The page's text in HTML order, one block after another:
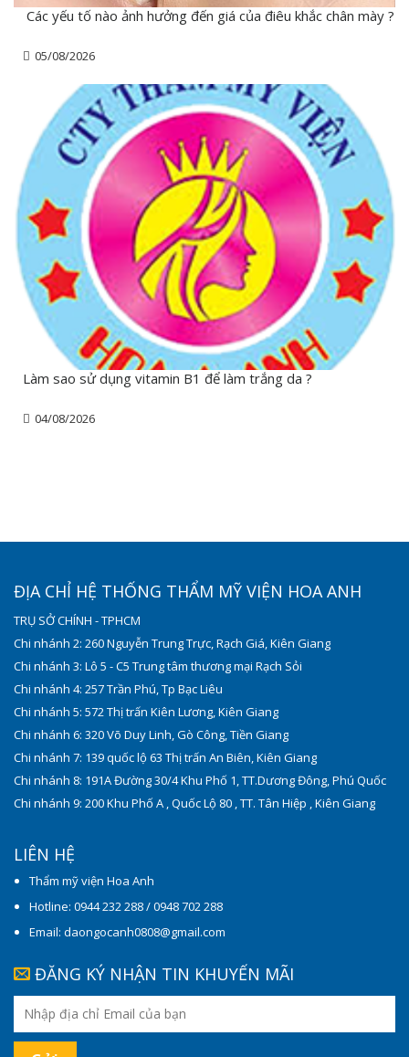
Các yếu tố nào ảnh hưởng đến giá của điêu khắc chân mày ?
05/08/2026
Làm sao sử dụng vitamin B1 để làm trắng da ?
04/08/2026
ĐỊA CHỈ HỆ THỐNG THẨM MỸ VIỆN HOA ANH
TRỤ SỞ CHÍNH - TPHCM
Chi nhánh 2: 260 Nguyễn Trung Trực, Rạch Giá, Kiên Giang
Chi nhánh 3: Lô 5 - C5 Trung tâm thương mại Rạch Sỏi
Chi nhánh 4: 257 Trần Phú, Tp Bạc Liêu
Chi nhánh 5: 572 Thị trấn Kiên Lương, Kiên Giang
Chi nhánh 6: 320 Võ Duy Linh, Gò Công, Tiền Giang
Chi nhánh 7: 139 quốc lộ 63 Thị trấn An Biên, Kiên Giang
Chi nhánh 8: 191A Đường 30/4 Khu Phố 1, TT.Dương Đông, Phú Quốc
Chi nhánh 9: 200 Khu Phố A , Quốc Lộ 80 , TT. Tân Hiệp , Kiên Giang
LIÊN HỆ
Thẩm mỹ viện Hoa Anh
Hotline: 0944 232 288 / 0948 702 288
Email: daongocanh0808@gmail.com
ĐĂNG KÝ NHẬN TIN KHUYẾN MÃI